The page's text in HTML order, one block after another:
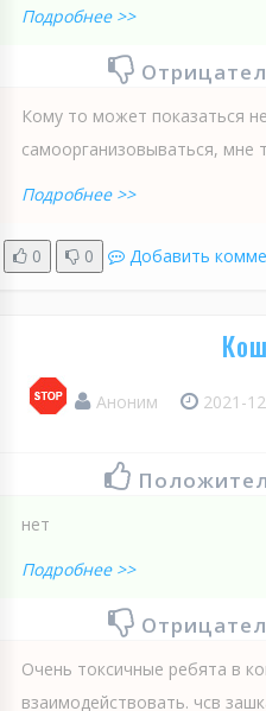
Подробнее >>
Кому то может показаться
самоорганизовываться, мне
Подробнее >>
0 0 Добавить
Аноним 2021-
нет
Подробнее >>
Очень токсичные ребята в
взаимодействовать. чсв